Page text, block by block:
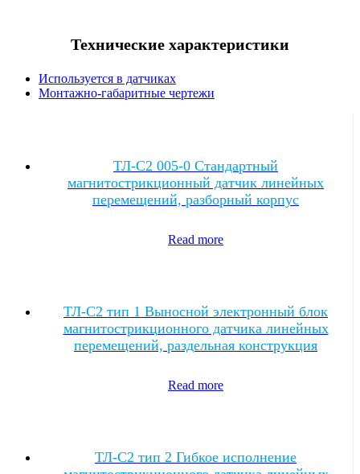
Технические характеристики
Используется в датчиках
Монтажно-габаритные чертежи
ТЛ-C2 005-0 Стандартный
магнитострикционный датчик линейных
перемещений, разборный корпус
Read more
ТЛ-C2 тип 1 Выносной электронный блок
магнитострикционного датчика линейных
перемещений, раздельная конструкция
Read more
ТЛ-C2 тип 2 Гибкое исполнение